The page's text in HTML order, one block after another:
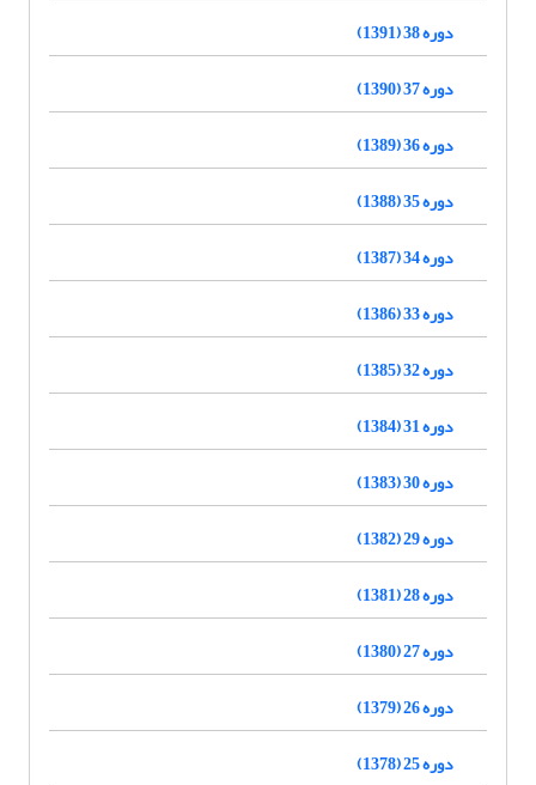
دوره 38 (1391)
دوره 37 (1390)
دوره 36 (1389)
دوره 35 (1388)
دوره 34 (1387)
دوره 33 (1386)
دوره 32 (1385)
دوره 31 (1384)
دوره 30 (1383)
دوره 29 (1382)
دوره 28 (1381)
دوره 27 (1380)
دوره 26 (1379)
دوره 25 (1378)